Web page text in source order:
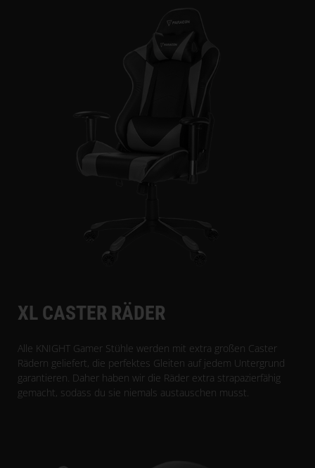
XL CASTER RÄDER
Alle KNIGHT Gamer Stühle werden mit extra großen Caster
Rädern geliefert, die perfektes Gleiten auf jedem Untergrund
garantieren. Daher haben wir die Räder extra strapazierfähig
gemacht, sodass du sie niemals austauschen musst.